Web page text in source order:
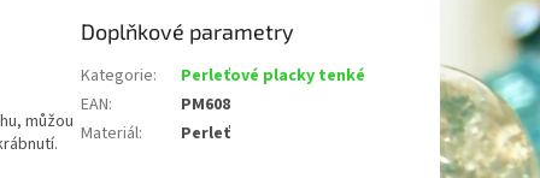
můžou
Doplňkové parametry
Kategorie:
Perleťové placky tenké
EAN:
PM608
Materiál: Perleť